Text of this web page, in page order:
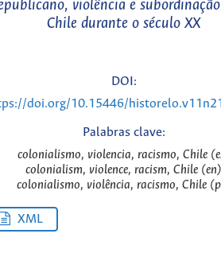
violência e
Chile durante o século XX
DOI:
doi.org/10.15446/
Palabras clave:
colonialismo, violencia, racismo, Chile
colonialism, violence, racism, Chile
colonialismo, violência, racismo, Chile
XML